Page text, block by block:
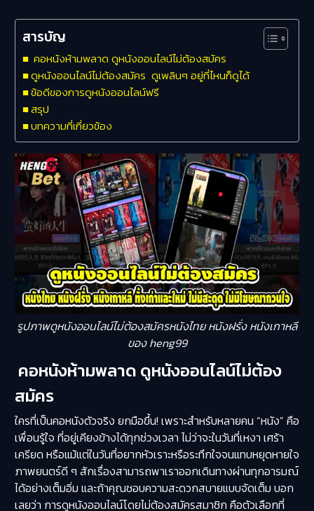
สารบัญ
คอหนังห้ามพลาด ดูหนังออนไลน์ไม่ต้องสมัคร
ดูหนังออนไลน์ไม่ต้องสมัคร ดูเพลินๆ อยู่ที่ไหนก็ดูได้
ข้อดีของการดูหนังออนไลน์ฟรี
สรุป
บทความที่เกี่ยวข้อง
รูปภาพดูหนังออนไลน์ไม่ต้องสมัครหนังไทย หนังฝรั่ง หนังเกาหลี
ของ heng99
คอหนังห้ามพลาด ดูหนังออนไลน์ไม่ต้อง
สมัคร
ใครที่เป็นคอหนังตัวจริง ยกมือขึ้น! เพราะสำหรับหลายคน “หนัง” คือ
เพื่อนรู้ใจ ที่อยู่เคียงข้างได้ทุกช่วงเวลา ไม่ว่าจะในวันที่เหงา เศร้า
เครียด หรือแม้แต่ในวันที่อยากหัวเราะหรือระทึกใจจนแทบหยุดหายใจ
ภาพยนตร์ดี ๆ สักเรื่องสามารถพาเราออกเดินทางผ่านทุกอารมณ์
ได้อย่างเต็มอิ่ม และถ้าคุณชอบความสะดวกสบายแบบจัดเต็ม บอก
เลยว่า การดูหนังออนไลน์โดยไม่ต้องสมัครสมาชิก คือตัวเลือกที่